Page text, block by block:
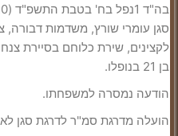
בה"ד 1נפל בח' בטבת התשפ"ד (20 בדצמבר 2023)
סגן עומרי שורץ, משדמות דבורה,
לקצינים, שירת כלוחם בסיירת
בן 21 בנופלו.
הודעה נמסרה למשפחתו.
הועלה מדרגת סמ"ר לדרגת סגן